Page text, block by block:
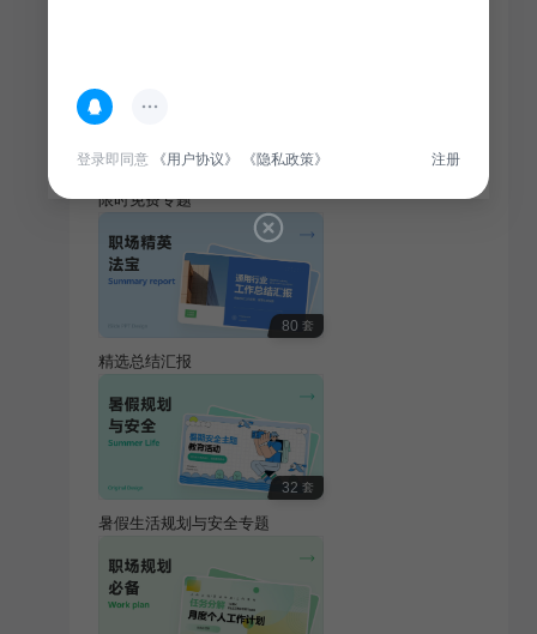
100 套
限时免费专题
80 套
精选总结汇报
32 套
暑假生活规划与安全专题
登录即同意 《用户协议》 《隐私政策》 注册